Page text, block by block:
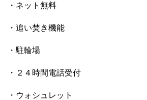
・ネット無料
・追い焚き機能
・駐輪場
・２４時間電話受付
・ウォシュレット